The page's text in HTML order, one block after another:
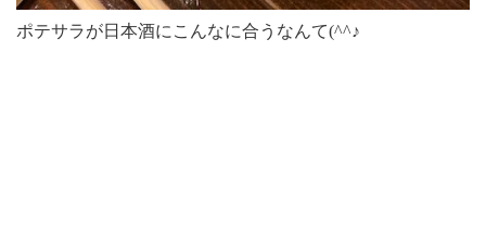
ポテサラが日本酒にこんなに合うなんて(^^♪